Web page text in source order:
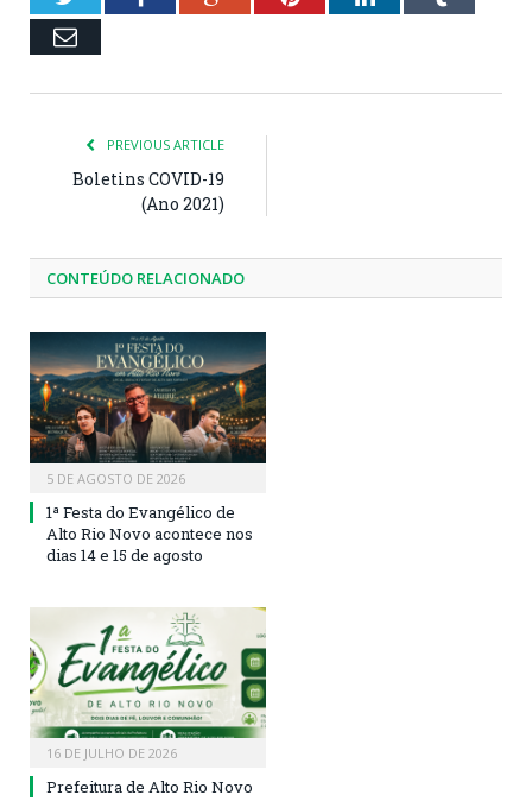
Email
PREVIOUS ARTICLE
Boletins COVID-19
(Ano 2021)
CONTEÚDO RELACIONADO
5 DE AGOSTO DE 2026
1ª Festa do Evangélico de
Alto Rio Novo acontece nos
dias 14 e 15 de agosto
16 DE JULHO DE 2026
Prefeitura de Alto Rio Novo